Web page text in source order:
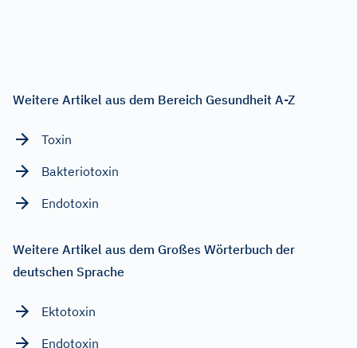
Weitere Artikel aus dem Bereich Gesundheit A-Z
Toxin
Bakteriotoxin
Endotoxin
Weitere Artikel aus dem Großes Wörterbuch der
deutschen Sprache
Ektotoxin
Endotoxin